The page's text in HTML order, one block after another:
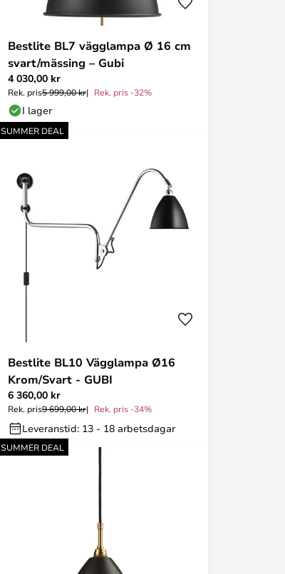
Bestlite BL7 vägglampa Ø 16 cm
svart/mässing – Gubi
4 030,00 kr
Rek. pris5 999,00 kr Rek. pris -32%
I lager
SUMMER DEAL
Bestlite BL10 Vägglampa Ø16
Krom/Svart - GUBI
6 360,00 kr
Rek. pris9 699,00 kr Rek. pris -34%
Leveranstid: 13 - 18 arbetsdagar
SUMMER DEAL